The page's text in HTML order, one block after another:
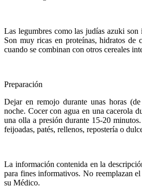
Las legumbres como las judías azuki son
Son muy ricas en proteínas, hidratos de
cuando se combinan con otros cereales
Preparación
Dejar en remojo durante unas horas
noche. Cocer con agua en una cacerola
una olla a presión durante 15-20
feijoadas, patés, rellenos, repostería o
La información contenida en la
para fines informativos. No reemplazan
su Médico.